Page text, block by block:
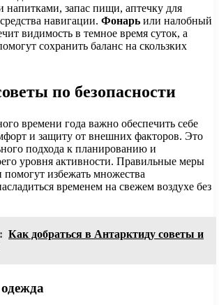
напитками, запас пищи, аптечку для
навигации. Фонарь или налобный
видимость в темное время суток, а
сохранить баланс на скользких
по безопасности
времени года важно обеспечить себе
и защиту от внешних факторов. Это
подхода к планированию и
уровня активности. Правильные меры
помогут избежать множества
временем на свежем воздухе без
Как добраться в Антарктиду советы и